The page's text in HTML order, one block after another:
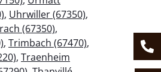
, Uhrwiller (67350),
(67350),
, Trimbach (67470),
, Traenheim